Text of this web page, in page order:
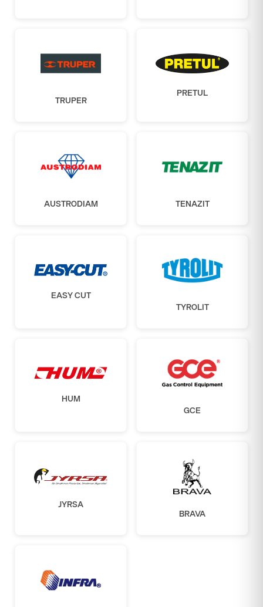
TRUPER
PRETUL
AUSTRODIAM TENAZIT
EASY CUT
TYROLIT
HUM
GCE
JYRSA
BRAVA